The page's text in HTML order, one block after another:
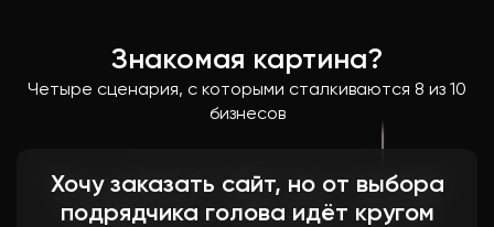
Знакомая картина?
Четыре сценария, с которыми сталкиваются 8 из 10
бизнесов
Хочу заказать сайт, но от выбора
подрядчика голова идёт кругом